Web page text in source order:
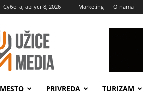
Субота, август 8, 2026 Marketing O nama
UžiceMedia
MESTO PRIVREDA TURIZAM